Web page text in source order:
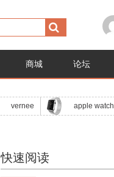
商城 论坛
vernee apple watch
快速阅读